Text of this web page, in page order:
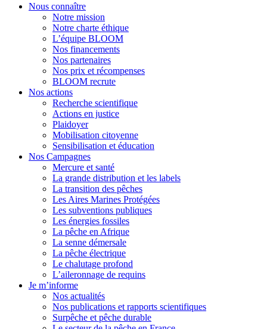
Nous connaître
Notre mission
Notre charte éthique
L’équipe BLOOM
Nos financements
Nos partenaires
Nos prix et récompenses
BLOOM recrute
Nos actions
Recherche scientifique
Actions en justice
Plaidoyer
Mobilisation citoyenne
Sensibilisation et éducation
Nos Campagnes
Mercure et santé
La grande distribution et les labels
La transition des pêches
Les Aires Marines Protégées
Les subventions publiques
Les énergies fossiles
La pêche en Afrique
La senne démersale
La pêche électrique
Le chalutage profond
L’aileronnage de requins
Je m’informe
Nos actualités
Nos publications et rapports scientifiques
Surpêche et pêche durable